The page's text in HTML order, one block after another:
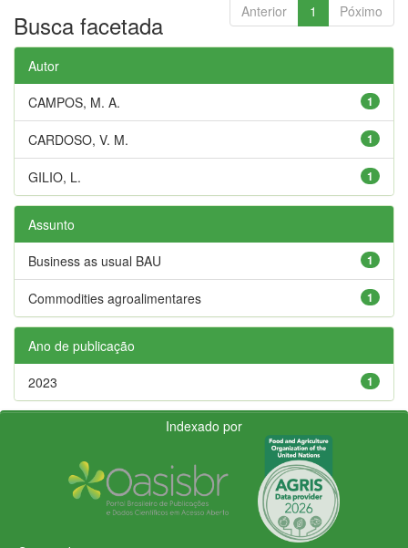
Anterior 1 Póximo
Busca facetada
Autor
1
CAMPOS, M. A.
1
CARDOSO, V. M.
1
GILIO, L.
Assunto
1
Business as usual BAU
1
Commodities agroalimentares
Ano de publicação
1
2023
Indexado por